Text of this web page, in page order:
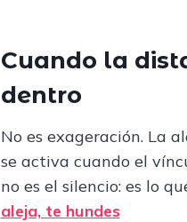
Cuando la
dentro
No es exageración. La
se activa cuando el
no es el silencio: es lo
aleja, te hundes